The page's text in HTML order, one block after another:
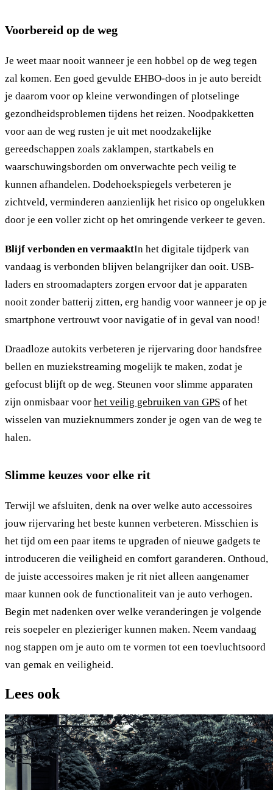
Voorbereid op de weg
Je weet maar nooit wanneer je een hobbel op de weg tegen
zal komen. Een goed gevulde EHBO-doos in je auto bereidt
je daarom voor op kleine verwondingen of plotselinge
gezondheidsproblemen tijdens het reizen. Noodpakketten
voor aan de weg rusten je uit met noodzakelijke
gereedschappen zoals zaklampen, startkabels en
waarschuwingsborden om onverwachte pech veilig te
kunnen afhandelen. Dodehoekspiegels verbeteren je
zichtveld, verminderen aanzienlijk het risico op ongelukken
door je een voller zicht op het omringende verkeer te geven.
Blijf verbonden en vermaaktIn het digitale tijdperk van
vandaag is verbonden blijven belangrijker dan ooit. USB-
laders en stroomadapters zorgen ervoor dat je apparaten
nooit zonder batterij zitten, erg handig voor wanneer je op je
smartphone vertrouwt voor navigatie of in geval van nood!
Draadloze autokits verbeteren je rijervaring door handsfree
bellen en muziekstreaming mogelijk te maken, zodat je
gefocust blijft op de weg. Steunen voor slimme apparaten
zijn onmisbaar voor het veilig gebruiken van GPS of het
wisselen van muzieknummers zonder je ogen van de weg te
halen.
Slimme keuzes voor elke rit
Terwijl we afsluiten, denk na over welke auto accessoires
jouw rijervaring het beste kunnen verbeteren. Misschien is
het tijd om een paar items te upgraden of nieuwe gadgets te
introduceren die veiligheid en comfort garanderen. Onthoud,
de juiste accessoires maken je rit niet alleen aangenamer
maar kunnen ook de functionaliteit van je auto verhogen.
Begin met nadenken over welke veranderingen je volgende
reis soepeler en plezieriger kunnen maken. Neem vandaag
nog stappen om je auto om te vormen tot een toevluchtsoord
van gemak en veiligheid.
Lees ook